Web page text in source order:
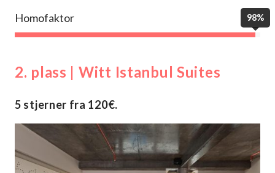
Homofaktor 98%
2. plass | Witt Istanbul Suites
5 stjerner fra 120€.